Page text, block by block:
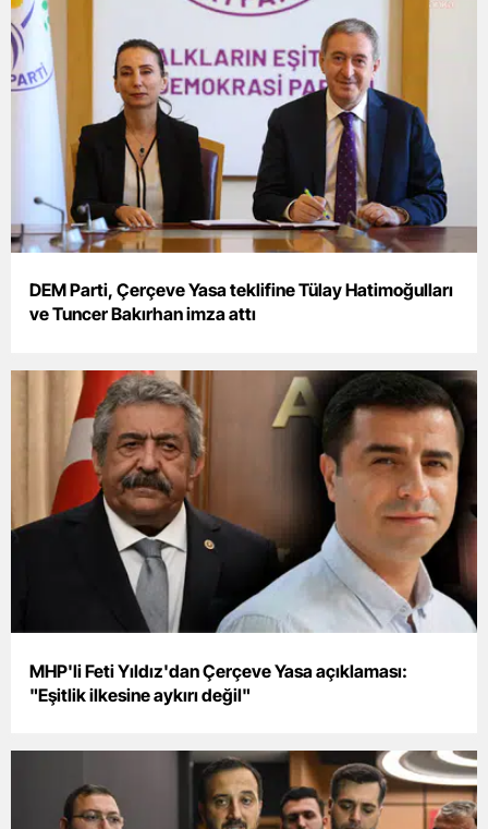
Kars
Kastamonu
Kayseri
Kırklareli
Kırşehir
Kocaeli
Konya
Malatya
Manisa
Kahramanmaraş
Muğla
Muş
Niğde
Rize
Sakarya
DEM Parti, Çerçeve Yasa teklifine Tülay Hatimoğulları
ve Tuncer Bakırhan imza attı
MHP'li Feti Yıldız'dan Çerçeve Yasa açıklaması:
"Eşitlik ilkesine aykırı değil"